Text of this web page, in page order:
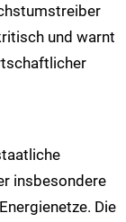
und warnt
insbesondere
Die